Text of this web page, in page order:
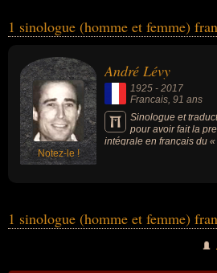
de la science ou de la traduction. Ces
1 sinologue (homme et femme)
Notez-le !
André Lévy
1925 - 2017
Francais, 91 ans
Sinologue et
pour avoir fait la
intégrale en français du
classique chinois de la
publié pour la 1ère fois
1 sinologue (homme et femme)